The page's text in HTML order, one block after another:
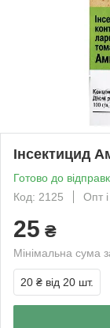
Інсектицид
Готово до
Код: 2125
Опт
25 ₴
Мінімальна сума
20 ₴ від 20 шт.